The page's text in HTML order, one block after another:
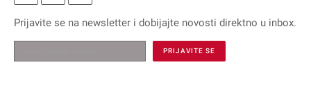
Prijavite se na newsletter i dobijajte novosti direktno u inbox.